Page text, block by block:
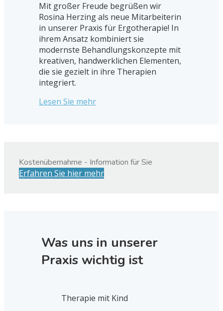
Mit großer Freude begrüßen wir
Rosina Herzing als neue Mitarbeiterin
in unserer Praxis für Ergotherapie! In
ihrem Ansatz kombiniert sie
modernste Behandlungskonzepte mit
kreativen, handwerklichen Elementen,
die sie gezielt in ihre Therapien
integriert.
Lesen Sie mehr
Kostenübernahme - Information für Sie
Erfahren Sie hier mehr
Was uns in unserer
Praxis wichtig ist
Therapie mit Kind